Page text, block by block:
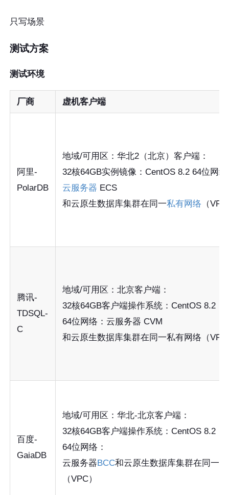
只写场景
测试方案
测试环境
厂商 虚机客户端
阿里-
PolarDB
地域/可用区：华北2（北京）客户端：
32核64GB实例镜像：CentOS 8.2 64位网
云服务器 ECS
和云原生数据库集群在同一私有网络 （
腾讯-
TDSQL-
C
地域/可用区：北京客户端：
32核64GB客户端操作系统：CentOS 8.2
64位网络：云服务器 CVM
和云原生数据库集群在同一私有网络（
百度-
GaiaDB
地域/可用区：华北-北京客户端：
32核64GB客户端操作系统：CentOS 8.2
64位网络：
云服务器BCC和云原生数据库集群在同一
（VPC）